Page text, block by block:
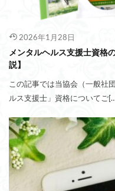
2026年1月28日
メンタルヘルス支援士資格
説】
この記事では当協会（一般
ルス支援士」資格についてご